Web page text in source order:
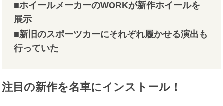
■ホイールメーカーのWORKが新作ホイールを
展示
■新旧のスポーツカーにそれぞれ履かせる演出も
行っていた
注目の新作を名車にインストール！